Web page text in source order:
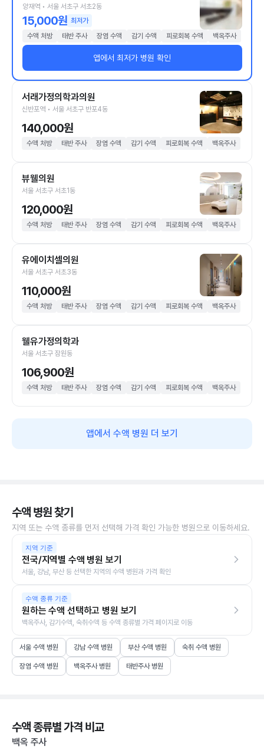
양재역 • 서울 서초구 서초2동
15,000원 최저가
수액 처방
태반 주사 장염 수액 감기 수액 피로회복 수액 백옥주사
앱에서 최저가 병원 확인
서래가정의학과의원
신반포역 • 서울 서초구 반포4동
140,000원
수액 처방 태반 주사 장염 수액 감기 수액 피로회복 수액 백옥주사
뷰웰의원
서울 서초구 서초1동
120,000원
수액 처방 태반 주사 장염 수액 감기 수액 피로회복 수액 백옥주사
유에이치셀의원
서울 서초구 서초3동
110,000원
수액 처방 태반 주사 장염 수액 감기 수액 피로회복 수액 백옥주사
웰유가정의학과
서울 서초구 잠원동
106,900원
수액 처방 태반 주사 장염 수액 감기 수액 피로회복 수액 백옥주사
앱에서 수액 병원 더 보기
수액 병원 찾기
지역 또는 수액 종류를 먼저 선택해 가격 확인 가능한 병원으로 이동하세요.
지역 기준
전국/지역별 수액 병원 보기
서울, 강남, 부산 등 선택한 지역의 수액 병원과 가격 확인
수액 종류 기준
원하는 수액 선택하고 병원 보기
백옥주사, 감기수액, 숙취수액 등 수액 종류별 가격 페이지로 이동
서울 수액 병원 강남 수액 병원 부산 수액 병원 숙취 수액 병원
장염 수액 병원 백옥주사 병원 태반주사 병원
수액 종류별 가격 비교
백옥 주사